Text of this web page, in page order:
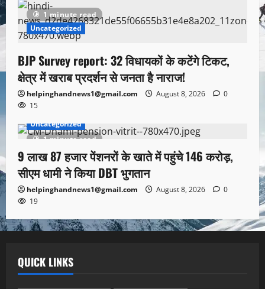
1 minute read
Uncategorized
BJP Survey report: 32 विधायकों के कटेंगे टिकट,
क्षेत्र में खराब प्रदर्शन से जनता है नाराज!
helpinghandnews1@gmail.com August 8, 2026
0
15
1 minute read
Uncategorized
9 लाख 87 हजार पेंशनरों के खाते में पहुंचे 146 करोड़,
सीएम धामी ने किया DBT भुगतान
helpinghandnews1@gmail.com August 8, 2026
0
19
QUICK LINKS